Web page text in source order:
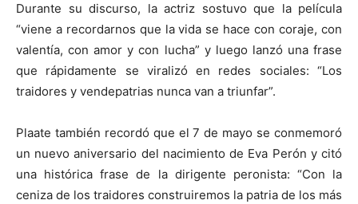
Durante su discurso, la actriz sostuvo que la película
“viene a recordarnos que la vida se hace con coraje, con
valentía, con amor y con lucha” y luego lanzó una frase
que rápidamente se viralizó en redes sociales: “Los
traidores y vendepatrias nunca van a triunfar”.
Plaate también recordó que el 7 de mayo se conmemoró
un nuevo aniversario del nacimiento de Eva Perón y citó
una histórica frase de la dirigente peronista: “Con la
ceniza de los traidores construiremos la patria de los más